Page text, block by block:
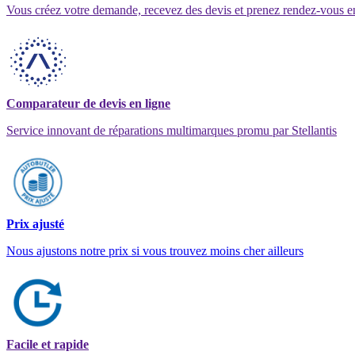
Vous créez votre demande, recevez des devis et prenez rendez-vous
Comparateur de devis en ligne
Service innovant de réparations multimarques promu par Stellantis
Prix ajusté
Nous ajustons notre prix si vous trouvez moins cher ailleurs
Facile et rapide